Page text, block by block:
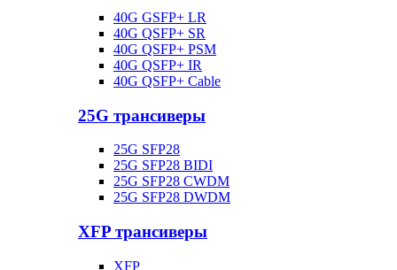
40G GSFP+ LR
40G QSFP+ SR
40G QSFP+ PSM
40G QSFP+ IR
40G QSFP+ Cable
25G трансиверы
25G SFP28
25G SFP28 BIDI
25G SFP28 CWDM
25G SFP28 DWDM
XFP трансиверы
XFP